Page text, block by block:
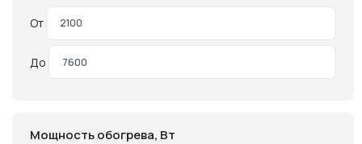
От
До
Мощность обогрева, Вт